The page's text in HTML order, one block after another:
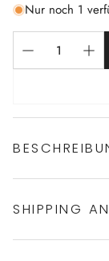
Nur noch 1
moderne
SHIPPING